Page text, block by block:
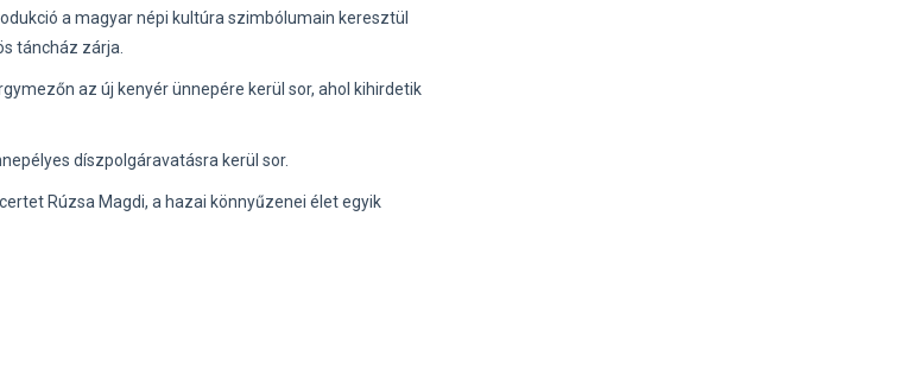
a magyar népi kultúra szimbólumain keresztül
táncház zárja.
az új kenyér ünnepére kerül sor, ahol kihirdetik
díszpolgáravatásra kerül sor.
Rúzsa Magdi, a hazai könnyűzenei élet egyik